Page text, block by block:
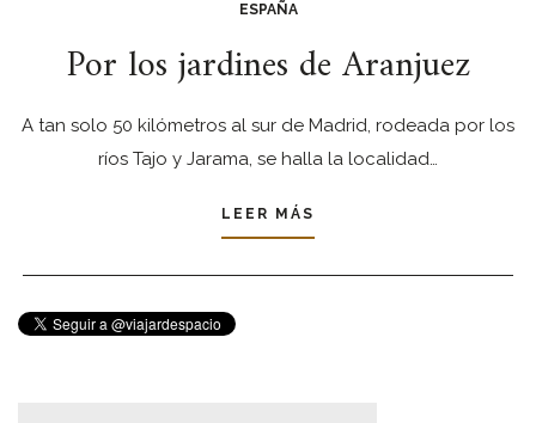
ESPAÑA
Por los jardines de Aranjuez
A tan solo 50 kilómetros al sur de Madrid, rodeada por los
ríos Tajo y Jarama, se halla la localidad…
LEER MÁS